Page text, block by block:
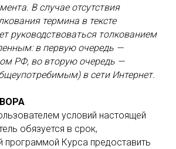
В случае отсутствия
термина в тексте
руководствоваться толкованием
в первую очередь —
РФ, во вторую очередь —
в сети Интернет.
условий настоящей
обязуется в срок,
программой Курса предоставить